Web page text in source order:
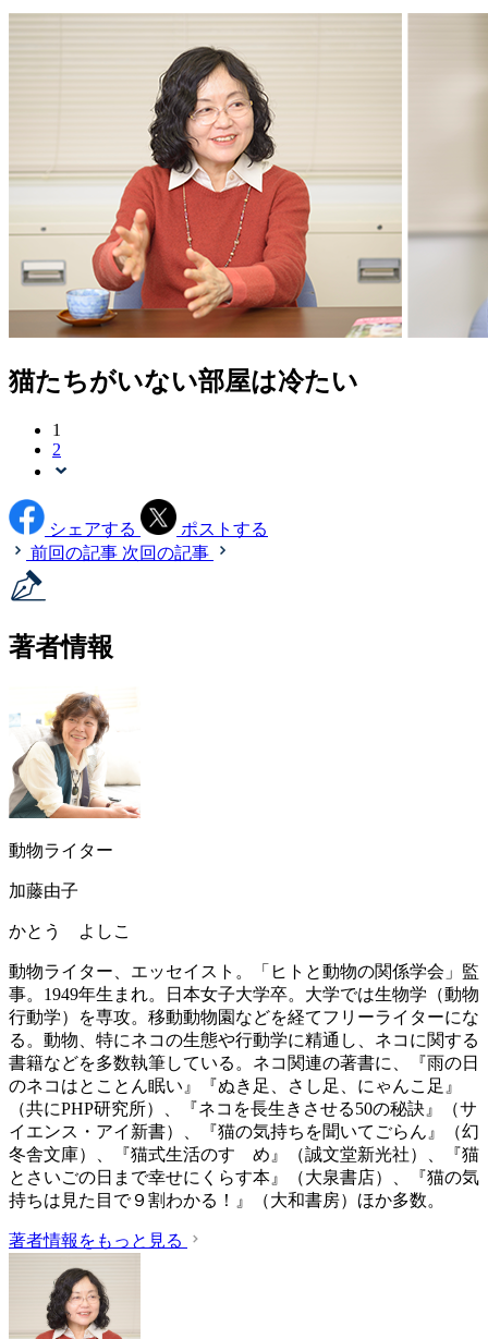
猫たちがいない部屋は冷たい
1
2
シェアする
ポストする
前回の記事 次回の記事
著者情報
動物ライター
加藤由子
かとう よしこ
動物ライター、エッセイスト。「ヒトと動物の関係学会」監
事。1949年生まれ。日本女子大学卒。大学では生物学（動物
行動学）を専攻。移動動物園などを経てフリーライターにな
る。動物、特にネコの生態や行動学に精通し、ネコに関する
書籍などを多数執筆している。ネコ関連の著書に、『雨の日
のネコはとことん眠い』『ぬき足、さし足、にゃんこ足』
（共にPHP研究所）、『ネコを長生きさせる50の秘訣』（サ
イエンス・アイ新書）、『猫の気持ちを聞いてごらん』（幻
冬舎文庫）、『猫式生活のすゝめ』（誠文堂新光社）、『猫
とさいごの日まで幸せにくらす本』（大泉書店）、『猫の気
持ちは見た目で９割わかる！』（大和書房）ほか多数。
著者情報をもっと見る